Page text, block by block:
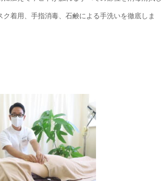
ク着用、手指消毒、石鹸による手洗いを徹底しま